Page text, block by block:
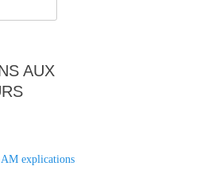
AUX
explications